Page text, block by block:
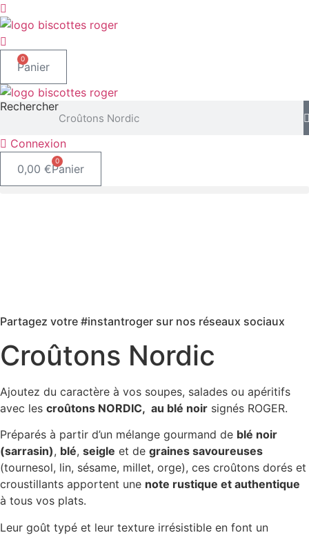
Aller
au
contenu
0
Panier
Rechercher
Connexion
0,00 €
0
Panier
Partagez votre #instantroger sur nos réseaux sociaux
Croûtons Nordic
Ajoutez du caractère à vos soupes, salades ou apéritifs
avec les croûtons NORDIC, au blé noir signés ROGER.
Préparés à partir d’un mélange gourmand de blé noir
(sarrasin), blé, seigle et de graines savoureuses
(tournesol, lin, sésame, millet, orge), ces croûtons dorés et
croustillants apportent une note rustique et authentique
à tous vos plats.
Leur goût typé et leur texture irrésistible en font un